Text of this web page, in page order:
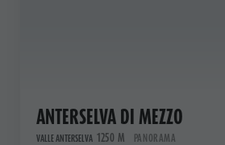
ANTERSELVA DI MEZZO
VALLE ANTERSELVA 1250 M PANORAMA